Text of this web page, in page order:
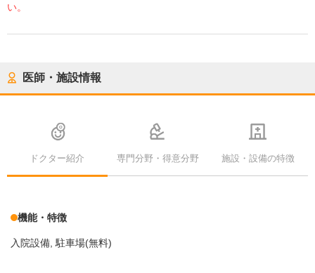
い。
医師・施設情報
ドクター紹介 専門分野・得意分野 施設・設備の特徴
機能・特徴
入院設備 駐車場(無料)